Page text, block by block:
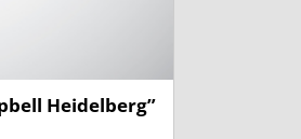
Heidelberg”